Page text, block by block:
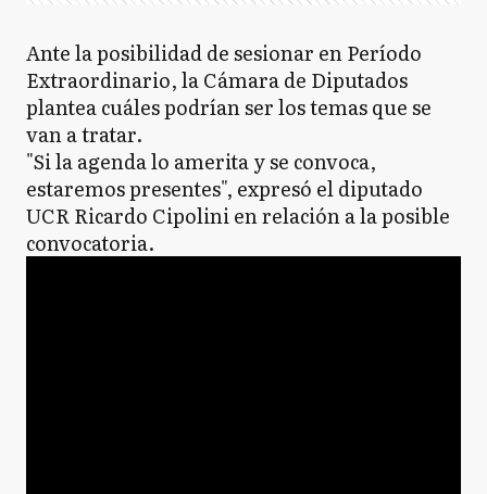
Ante la posibilidad de sesionar en Período
Extraordinario, la Cámara de Diputados
plantea cuáles podrían ser los temas que se
van a tratar.
"Si la agenda lo amerita y se convoca,
estaremos presentes", expresó el diputado
UCR Ricardo Cipolini en relación a la posible
convocatoria.